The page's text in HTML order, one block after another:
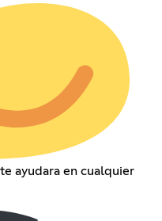
ayudara en cualquier